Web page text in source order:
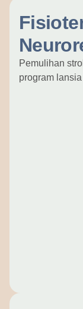
Pemulihan
program